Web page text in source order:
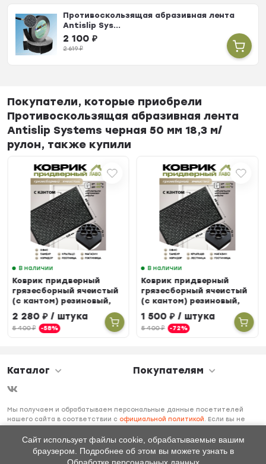
Противоскользящая абразивная лента
Antislip Sys...
2 100 ₽
2 619₽
Покупатели, которые приобрели
Противоскользящая абразивная лента
Antislip Systems черная 50 мм 18,3 м/
рулон, также купили
В наличии
Коврик придверный
грязесборный ячеистый
(с кантом) резиновый,
80 х 120 см
2 280₽/ штука
5 400₽ -58%
В наличии
Коврик придверный
грязесборный ячеистый
(с кантом) резиновый,
60 х 90 см
1 500₽/ штука
5 400₽ -72%
Каталог Покупателям
Мы получаем и обрабатываем персональные данные посетителей
нашего сайта в соответствии с официальной политикой. Если вы не
необходимо покинуть наш сайт.
Сайт использует файлы cookie, обрабатываемые вашим
браузером. Подробнее об этом вы можете узнать в